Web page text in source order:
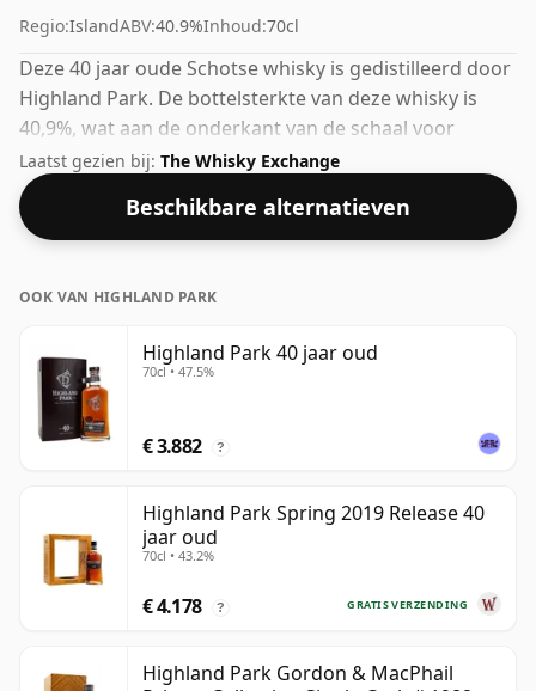
Regio:IslandABV:40.9%Inhoud:70cl
Deze 40 jaar oude Schotse whisky is gedistilleerd door
Highland Park. De bottelsterkte van deze whisky is
40,9%, wat aan de onderkant van de schaal voor
whisky's ligt. Hoewel veel consumenten er
tegenwoordig op aandringen dat producenten dichter
bij de 43% of 46% bottelen, zijn er nog steeds enkele
fijne whisky's met een lagere sterkte.
Laatst gezien bij: The Whisky Exchange
Beschikbare alternatieven
OOK VAN HIGHLAND PARK
Highland Park 40 jaar oud
70cl • 47.5%
€ 3.882 ?
Highland Park Spring 2019 Release 40
jaar oud
70cl • 43.2%
GRATIS VERZENDING
€ 4.178 ?
Highland Park Gordon & MacPhail